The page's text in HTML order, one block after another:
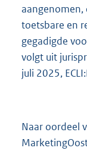
aangenomen,
toetsbare en
gegadigde
volgt uit
juli 2025,
Naar oordeel